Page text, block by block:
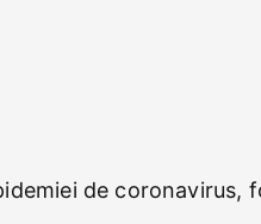
de coronavirus,